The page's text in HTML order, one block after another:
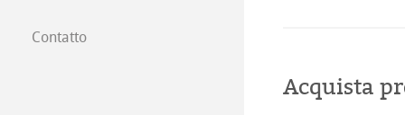
Contatto
Trova un
Acquista